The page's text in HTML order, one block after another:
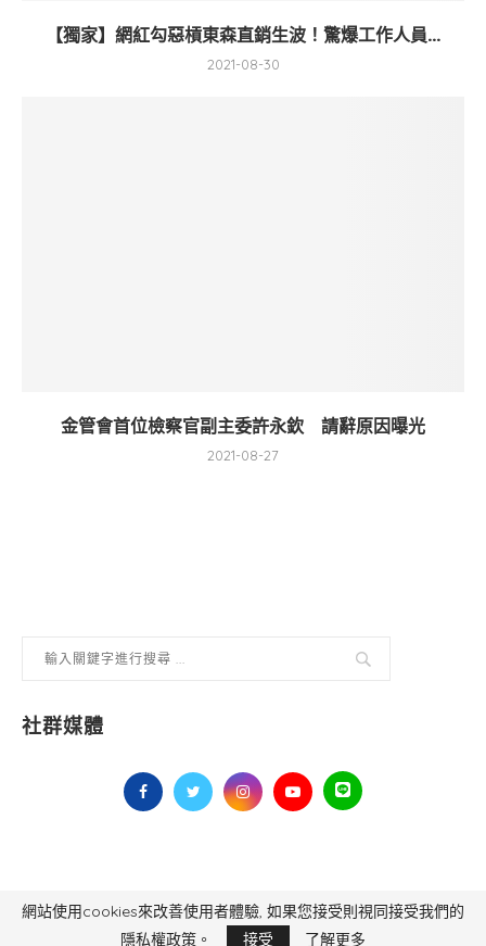
【獨家】網紅勾惡槓東森直銷生波！驚爆工作人員...
2021-08-30
金管會首位檢察官副主委許永欽 請辭原因曝光
2021-08-27
社群媒體
毅傳媒控股股份有限公司 版權所有，非經授權，不得轉載 All Right Reserved.
Yi Media Inc.
電話：02-8791-8559
網站使用cookies來改善使用者體驗, 如果您接受則視同接受我們的
隱私權政策。
接受 了解更多